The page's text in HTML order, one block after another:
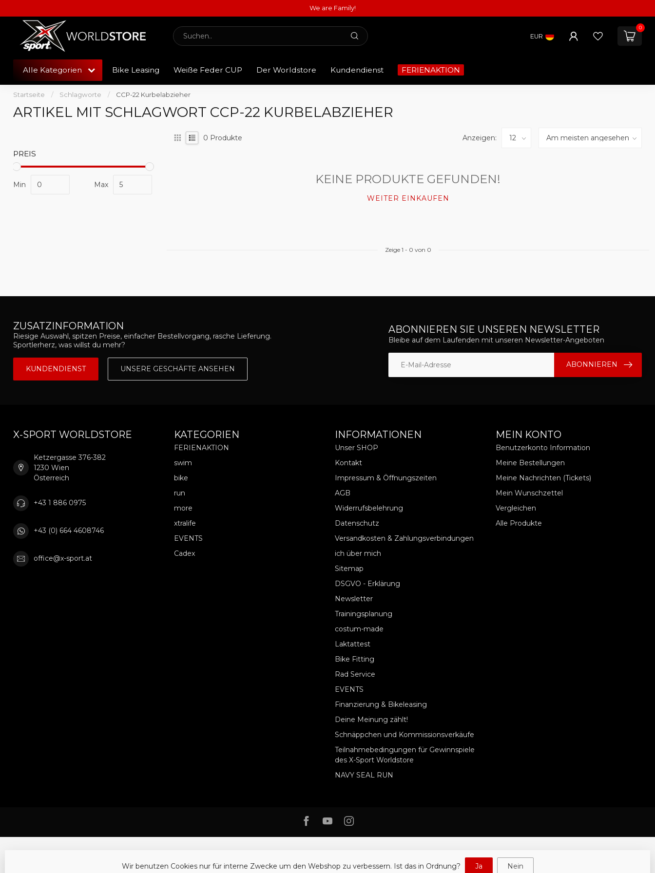
We are Family!
EUR
0
Alle Kategorien Bike Leasing Weiße Feder CUP Der Worldstore Kundendienst FERIENAKTION
Startseite / Schlagworte / CCP-22 Kurbelabzieher
ARTIKEL MIT SCHLAGWORT CCP-22 KURBELABZIEHER
PREIS
Min Max
0 Produkte Anzeigen:
KEINE PRODUKTE GEFUNDEN!
WEITER EINKAUFEN
Zeige 1 - 0 von 0
ZUSATZINFORMATION
Riesige Auswahl, spitzen Preise, einfacher Bestellvorgang, rasche Lieferung.
Sportlerherz, was willst du mehr?
KUNDENDIENST UNSERE GESCHÄFTE ANSEHEN
ABONNIEREN SIE UNSEREN NEWSLETTER
Bleibe auf dem Laufenden mit unseren Newsletter-Angeboten
ABONNIEREN
X-SPORT WORLDSTORE
Ketzergasse 376-382
1230 Wien
Österreich
+43 1 886 0975
+43 (0) 664 4608746
office@x-sport.at
KATEGORIEN
FERIENAKTION
swim
bike
run
more
xtralife
EVENTS
Cadex
INFORMATIONEN
Unser SHOP
Kontakt
Impressum & Öffnungszeiten
AGB
Widerrufsbelehrung
Datenschutz
Versandkosten & Zahlungsverbindungen
ich über mich
Sitemap
DSGVO - Erklärung
Newsletter
Trainingsplanung
costum-made
Laktattest
Bike Fitting
Rad Service
EVENTS
Finanzierung & Bikeleasing
Deine Meinung zählt!
Schnäppchen und Kommissionsverkäufe
Teilnahmebedingungen für Gewinnspiele
des X-Sport Worldstore
NAVY SEAL RUN
MEIN KONTO
Benutzerkonto Information
Meine Bestellungen
Meine Nachrichten (Tickets)
Mein Wunschzettel
Vergleichen
Alle Produkte
Wir benutzen Cookies nur für interne Zwecke um den Webshop zu verbessern. Ist das in Ordnung? Ja Nein